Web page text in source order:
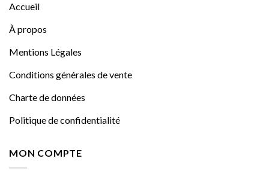
Accueil
À propos
Mentions Légales
Conditions générales de vente
Charte de données
Politique de confidentialité
MON COMPTE